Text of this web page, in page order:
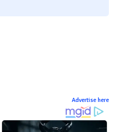
Advertise here